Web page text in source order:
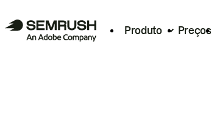
Produto Preços